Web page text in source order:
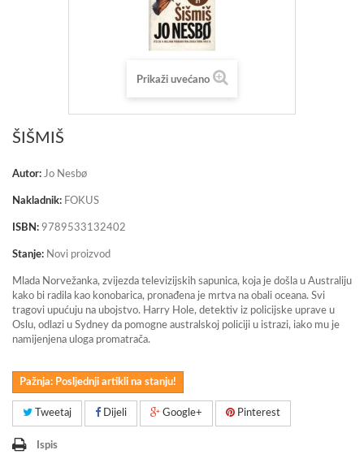
Prikaži uvećano
ŠIŠMIŠ
Autor: Jo Nesbø
Nakladnik: FOKUS
ISBN: 9789533132402
Stanje: Novi proizvod
Mlada Norvežanka, zvijezda televizijskih sapunica, koja je došla u Australiju
kako bi radila kao konobarica, pronađena je mrtva na obali oceana. Svi
tragovi upućuju na ubojstvo. Harry Hole, detektiv iz policijske uprave u
Oslu, odlazi u Sydney da pomogne australskoj policiji u istrazi, iako mu je
namijenjena uloga promatrača.
Pažnja: Posljednji artikli na stanju!
Tweetaj Dijeli Google+ Pinterest
Ispis